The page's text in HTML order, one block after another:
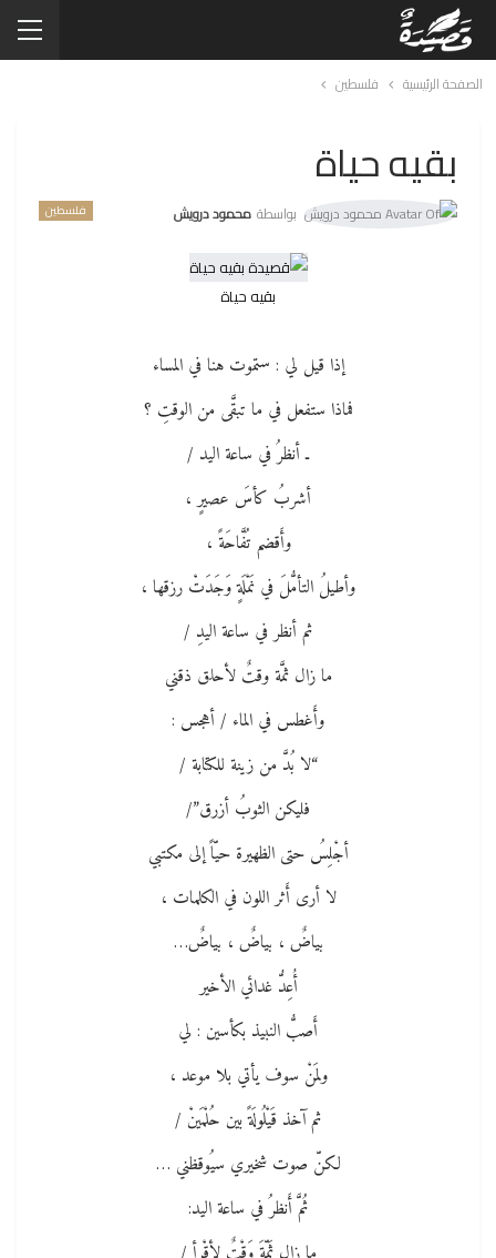
الصفحة الرئيسية فلسطين
بقيه حياة
فلسطين بواسطة محمود درويش
بقيه حياة
إذا قيل لي : ستموت هنا في المساء
فماذا ستفعل في ما تبقَّى من الوقتِ ؟
ـ أنظرُ في ساعة اليد /
أشربُ كأسَ عصيرٍ ،
وأَقضم تُفَّاحَةً ،
وأطيلُ التأمُّلَ في نَمْلَةٍ وَجَدَتْ رزقها ،
ثم أنظر في ساعة اليدِ /
ما زال ثمَّة وقتٌ لأحلق ذقني
وأَغطس في الماء / أهجس :
“لا بُدَّ من زينة للكتابة /
فليكن الثوبُ أزرق”/
أجْلِسُ حتى الظهيرة حيّاً إلى مكتبي
لا أرى أَثر اللون في الكلمات ،
بياضٌ ، بياضٌ ، بياضٌ…
أُعِدُّ غدائي الأخير
أَصبُّ النبيذ بكأسين : لي
ولمَنْ سوف يأتي بلا موعد ،
ثم آخذ قَيْلُولَةً بين حُلْمَينْ /
لكنّ صوت شخيري سيُوقظني …
ثُمَّ أَنظرُ في ساعة اليد: